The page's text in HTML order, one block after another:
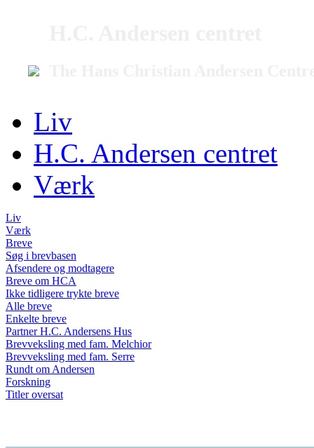
Liv
H.C. Andersen centret
Værk
Liv
Værk
Breve
Søg i brevbasen
Afsendere og modtagere
Breve om HCA
Ikke tidligere trykte breve
Alle breve
Enkelte breve
Partner H.C. Andersens Hus
Brevveksling med fam. Melchior
Brevveksling med fam. Serre
Rundt om Andersen
Forskning
Titler oversat